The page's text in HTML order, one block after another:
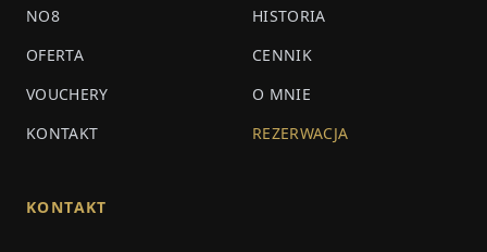
NO8
HISTORIA
OFERTA
CENNIK
VOUCHERY
O MNIE
KONTAKT
REZERWACJA
KONTAKT